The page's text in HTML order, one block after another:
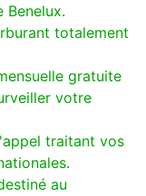
Benelux.
totalement
gratuite
votre
traitant vos
au